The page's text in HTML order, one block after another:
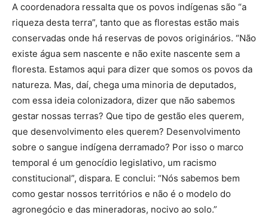
A coordenadora ressalta que os povos indígenas são “a
riqueza desta terra”, tanto que as florestas estão mais
conservadas onde há reservas de povos originários. “Não
existe água sem nascente e não exite nascente sem a
floresta. Estamos aqui para dizer que somos os povos da
natureza. Mas, daí, chega uma minoria de deputados,
com essa ideia colonizadora, dizer que não sabemos
gestar nossas terras? Que tipo de gestão eles querem,
que desenvolvimento eles querem? Desenvolvimento
sobre o sangue indígena derramado? Por isso o marco
temporal é um genocídio legislativo, um racismo
constitucional”, dispara. E conclui: “Nós sabemos bem
como gestar nossos territórios e não é o modelo do
agronegócio e das mineradoras, nocivo ao solo.”